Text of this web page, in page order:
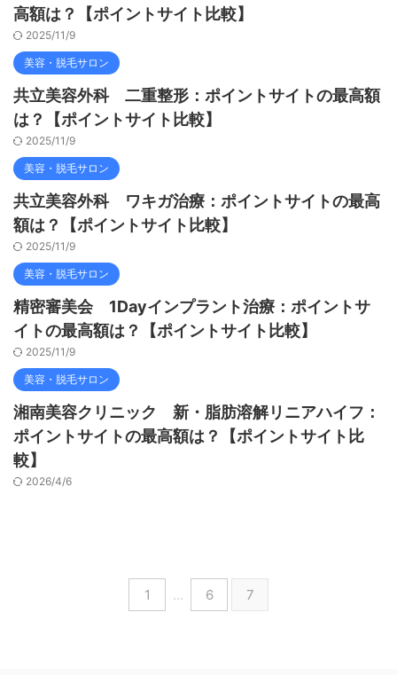
高額は？【ポイントサイト比較】
2025/11/9
美容・脱毛サロン
共立美容外科 二重整形：ポイントサイトの最高額
は？【ポイントサイト比較】
2025/11/9
美容・脱毛サロン
共立美容外科 ワキガ治療：ポイントサイトの最高
額は？【ポイントサイト比較】
2025/11/9
美容・脱毛サロン
精密審美会 1Dayインプラント治療：ポイントサ
イトの最高額は？【ポイントサイト比較】
2025/11/9
美容・脱毛サロン
湘南美容クリニック 新・脂肪溶解リニアハイフ：
ポイントサイトの最高額は？【ポイントサイト比
較】
2026/4/6
1 … 6 7